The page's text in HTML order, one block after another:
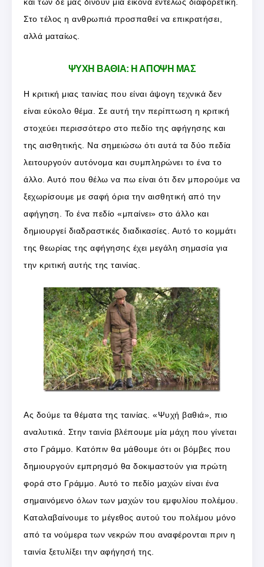
Στο τέλος η ανθρωπιά προσπαθεί να επικρατήσει,
αλλά ματαίως.
ΨΥΧΗ ΒΑΘΙΑ: Η ΑΠΟΨΗ ΜΑΣ
Η κριτική μιας ταινίας που είναι άψογη τεχνικά δεν
είναι εύκολο θέμα. Σε αυτή την περίπτωση η κριτική
στοχεύει περισσότερο στο πεδίο της αφήγησης και
της αισθητικής. Να σημειώσω ότι αυτά τα δύο πεδία
λειτουργούν αυτόνομα και συμπληρώνει το ένα το
άλλο. Αυτό που θέλω να πω είναι ότι δεν μπορούμε να
ξεχωρίσουμε με σαφή όρια την αισθητική από την
αφήγηση. Το ένα πεδίο «μπαίνει» στο άλλο και
δημιουργεί διαδραστικές διαδικασίες. Αυτό το κομμάτι
της θεωρίας της αφήγησης έχει μεγάλη σημασία για
την κριτική αυτής της ταινίας.
Ας δούμε τα θέματα της ταινίας. «Ψυχή βαθιά», πιο
αναλυτικά. Στην ταινία βλέπουμε μία μάχη που γίνεται
στο Γράμμο. Κατόπιν θα μάθουμε ότι οι βόμβες που
δημιουργούν εμπρησμό θα δοκιμαστούν για πρώτη
φορά στο Γράμμο. Αυτό το πεδίο μαχών είναι ένα
σημαινόμενο όλων των μαχών του εμφυλίου πολέμου.
Καταλαβαίνουμε το μέγεθος αυτού του πολέμου μόνο
από τα νούμερα των νεκρών που αναφέρονται πριν η
ταινία ξετυλίξει την αφήγησή της.